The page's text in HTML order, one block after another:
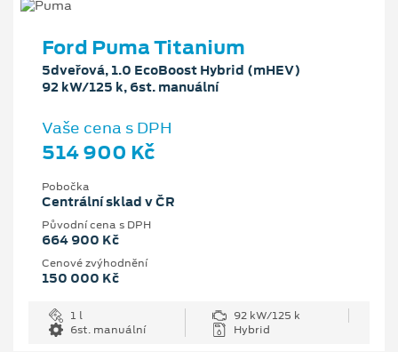
Ford Puma Titanium
5dveřová, 1.0 EcoBoost Hybrid (mHEV)
92 kW/125 k, 6st. manuální
Vaše cena s DPH
514 900 Kč
Pobočka
Centrální sklad v ČR
Původní cena s DPH
664 900 Kč
Cenové zvýhodnění
150 000 Kč
1 l
92 kW/125 k
6st. manuální
Hybrid